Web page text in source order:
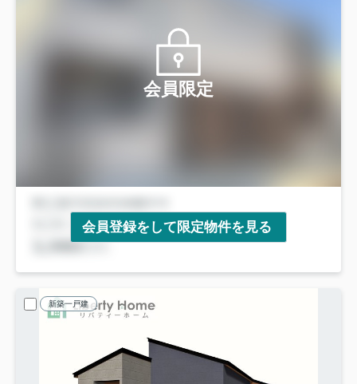
会員限定
会員登録をして限定物件を見る
新築一戸建